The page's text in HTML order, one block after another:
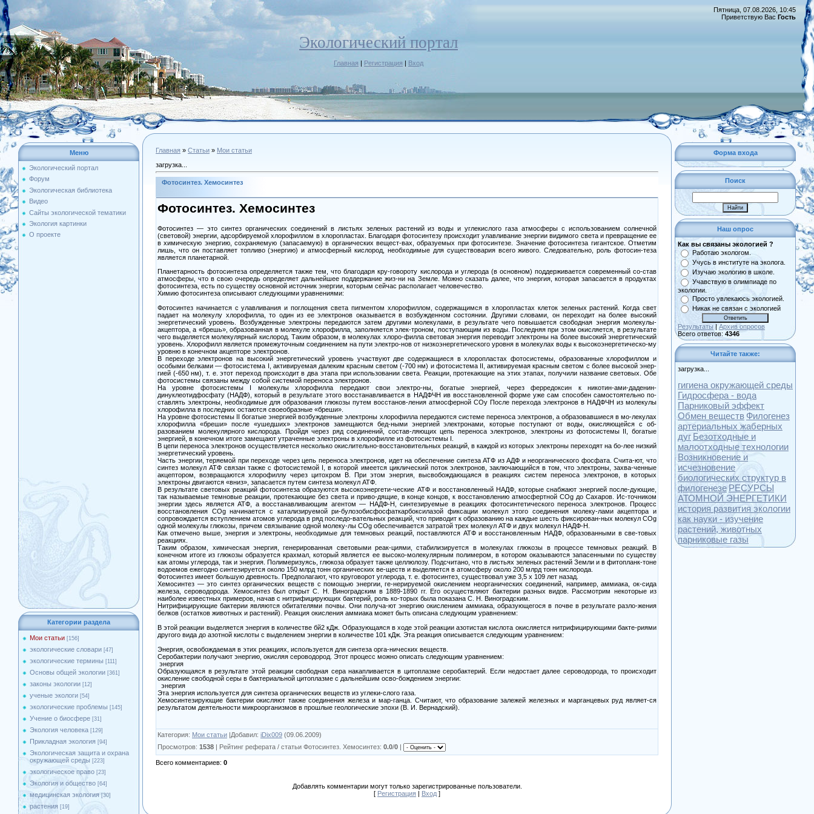
Экологический портал
Главная | Регистрация | Вход
Пятница, 07.08.2026, 10:45
Приветствую Вас Гость
Меню
Экологический портал
Форум
Экологическая библиотека
Видео
Сайты экологической тематики
Экология картинки
О проекте
Категории раздела
Мои статьи [156]
экологические словари [47]
экологические термины [111]
Основы общей экологии [361]
законы экологии [12]
ученые экологи [54]
экологические проблемы [145]
Учение о биосфере [31]
Экология человека [129]
Прикладная экология [94]
Экологическая защита и охрана
окружающей среды [223]
экологическое право [23]
Экология и общество [64]
медицинская экология [30]
растения [19]
Главная » Статьи » Мои статьи
загрузка...
Фотосинтез. Хемосинтез
Фотосинтез. Хемосинтез
Фотосинтез — это синтез органических соединений в листьях зеленых растений из воды и углекислого газа атмосферы с использованием солнечной
(световой) энергии, адсорбируемой хлорофиллом в хлоропластах. Благодаря фотосинтезу происходит улавливание энергии видимого света и превращение ее
в химическую энергию, сохраняемую (запасаемую) в органических вещест-вах, образуемых при фотосинтезе. Значение фотосинтеза гигантское. Отметим
лишь, что он поставляет топливо (энергию) и атмосферный кислород, необходимые для существовария всего живого. Следовательно, роль фотосин-теза
является планетарной.
Планетарность фотосинтеза определяется также тем, что благодаря кру-говороту кислорода и углерода (в основном) поддерживается современный со-став
атмосферы, что в свою очередь определяет дальнейшее поддержание жиз-ни на Земле. Можно сказать далее, что энергия, которая запасается в продуктах
фотосинтеза, есть по существу основной источник энергии, которым сейчас располагает человечество.
Химию фотосинтеза описывают следующими уравнениями:
Фотосинтез начинается с улавливания и поглощения света пигментом хлорофиллом, содержащимся в хлоропластах клеток зеленых растений. Когда свет
падает на молекулу хлорофилла, то один из ее электронов оказывается в возбужденном состоянии. Другими словами, он переходит на более высокий
энергетический уровень. Возбужденные электроны передаются затем другими молекулами, в результате чего повышается свободная энергия молекулы-
акцептора, а «брешь», образованная в молекуле хлорофилла, заполняется элек-троном, поступающим из воды. Последняя при этом окисляется, в результате
чего выделяется молекулярный кислород. Таким образом, в молекулах хлоро-филла световая энергия переводит электроны на более высокий энергетический
уровень. Хлорофилл является промежуточным соединением на пути электро-нов от низкоэнергетического уровня в молекулах воды к высокоэнергетическо-му
уровню в конечном акцепторе электронов.
В переходе электронов на высокий энергетический уровень участвуют две содержащиеся в хлоропластах фотосистемы, образованные хлорофиллом и
особыми белками — фотосистема I, активируемая далеким красным светом (-700 нм) и фотосистема II, активируемая красным светом с более высокой энер-
гией (-650 нм), т. е. этот переход происходит в два этапа при использовании света. Реакции, протекающие на этих этапах, получили название световых. Обе
фотосистемы связаны между собой системой переноса электронов.
На уровне фотосистемы I молекулы хлорофилла передают свои электро-ны, богатые энергией, через ферредоксин к никотин-ами-даденин-
динуклеотидфосфату (НАДФ), который в результате этого восстанавливается в НАДФЧН ив восстановленной форме уже сам способен самостоятельно по-
ставлять электроны, необходимые для образования глюкозы путем восстанов-ления атмосферной СОу После перехода электронов в НАДФЧН из молекулы
хлорофилла в последних остаются своеобразные «бреши».
На уровне фотосистемы II богатые энергией возбужденные электроны хлорофилла передаются системе переноса электронов, а образовавшиеся в мо-лекулах
хлорофилла «бреши» после «ушедших» электронов замещаются бед-ными энергией электронами, которые поступают от воды, окисляющейся с об-
разованием молекулярного кислорода. Пройдя через ряд соединений, состав-ляющих цепь переноса электронов, электроны из фотосистемы II, богатые
энергией, в конечном итоге замещают утраченные электроны в хлорофилле из фотосистемы I.
В цепи переноса электронов осуществляется несколько окислительно-восстановительных реакций, в каждой из которых электроны переходят на бо-лее низкий
энергетический уровень.
Часть энергии, теряемой при переходе через цепь переноса электронов, идет на обеспечение синтеза АТФ из АДФ и неорганического фосфата. Счита-ют, что
синтез молекул АТФ связан также с фотосистемой I, в которой имеется циклический поток электронов, заключающийся в том, что электроны, захва-ченные
акцептором, возвращаются хлорофиллу через цитохром В. При этом энергия, высвобождающаяся в реакциях систем переноса электронов, в которых
электроны двигаются «вниз», запасается путем синтеза молекул АТФ.
В результате световых реакций фотосинтеза образуются высокоэнергети-ческие АТФ и восстановленный НАДФ, которые снабжают энергией после-дующие,
так называемые темновые реакции, протекающие без света и приво-дящие, в конце концов, к восстановлению атмосфертной COg до Сахаров. Ис-точником
энергии здесь является АТФ, а восстанавливающим агентом — НАДФ-Н, синтезируемые в реакциях фотосинтетического переноса электронов. Процесс
восстановления COg начинается с катализируемой ри-булозобисфосфаткарбоксилазой фиксации молекул этого соединения молеку-лами акцептора и
сопровождается вступлением атомов углерода в ряд последо-вательных реакций, что приводит к образованию на каждые шесть фиксирован-ных молекул COg
одной молекулы глюкозы, причем связывание одной молеку-лы COg обеспечивается затратой трех молекул АТФ и двух молекул НАДФ-Н.
Как отмечено выше, энергия и электроны, необходимые для темновых реакций, поставляются АТФ и восстановленным НАДФ, образованными в све-товых
реакциях.
Таким образом, химическая энергия, генерированная световыми реак-циями, стабилизируется в молекулах глюкозы в процессе темновых реакций. В
конечном итоге из глюкозы образуется крахмал, который является ее высоко-молекулярным полимером, в котором оказываются запасенными по существу
как атомы углерода, так и энергия. Полимеризуясь, глюкоза образует также целлюлозу. Подсчитано, что в листьях зеленых растений Земли и в фитопланк-тоне
водоемов ежегодно синтезируется около 150 млрд тонн органических ве-ществ и выделяется в атомсферу около 200 млрд тонн кислорода.
Фотосинтез имеет большую древность. Предполагают, что круговорот углерода, т. е. фотосинтез, существовал уже 3,5 х 109 лет назад.
Хемосинтез — это синтез органических веществ с помощью энергии, ге-нерируемой окислением неорганических соединений, например, аммиака, ок-сида
железа, сероводорода. Хемосинтез был открыт С. Н. Виноградским в 1889-1890 гг. Его осуществляют бактерии разных видов. Рассмотрим некоторые из
наиболее известных примеров, начав с нитрифицирующих бактерий, роль ко-торых была показана С. Н. Виноградским.
Нитрифицирующие бактерии являются обитателями почвы. Они получа-ют энергию окислением аммиака, образующегося в почве в результате разло-жения
белков (остатков животных и растений). Реакция окисления аммиака может быть описана следующим уравнением:
В этой реакции выделяется энергия в количестве бй2 кДж. Образующаяся в ходе этой реакции азотистая кислота окисляется нитрифицирующими бакте-риями
другого вида до азотной кислоты с выделением энергии в количестве 101 кДж. Эта реакция описывается следующим уравнением:
Энергия, освобождаемая в этих реакциях, используется для синтеза орга-нических веществ.
Серобактерии получают энергию, окисляя сероводород. Этот процесс можно описать следующим уравнением:
энергия
Образующаяся в результате этой реакции свободная сера накапливается в цитоплазме серобактерий. Если недостает далее сероводорода, то происходит
окисление свободной серы в бактериальной цитоплазме с дальнейшим осво-бождением энергии:
энергия
Эта энергия используется для синтеза органических веществ из углеки-слого газа.
Хемосинтезирующие бактерии окисляют также соединения железа и мар-ганца. Считают, что образование залежей железных и марганцевых руд являет-ся
результатом деятельности микроорганизмов в прошлые геологические эпохи (В. И. Вернадский).
Категория: Мои статьи |Добавил: iDix009 (09.06.2009)
Просмотров: 1538 | Рейтинг реферата / статьи Фотосинтез. Хемосинтез: 0.0/0 |
Всего комментариев: 0
Добавлять комментарии могут только зарегистрированные пользователи.
[ Регистрация | Вход ]
Форма входа
Поиск
Наш опрос
Как вы связаны экологией ?
Работаю экологом.
Учусь в институте на эколога.
Изучаю экологию в школе.
Учавствую в олимпиаде по
экологии.
Просто увлекаюсь экологией.
Никак не связан с экологией
Результаты | Архив опросов
Всего ответов: 4346
Читайте также:
загрузка...
гигиена окружающей среды
Гидросфера - вода
Парниковый эффект
Обмен веществ Филогенез
артериальных жаберных
дуг Безотходные и
малоотходные технологии
Возникновение и
исчезновение
биологических структур в
филогенезе РЕСУРСЫ
АТОМНОЙ ЭНЕРГЕТИКИ
история развития экологии
как науки - изучение
растений, животных
парниковые газы